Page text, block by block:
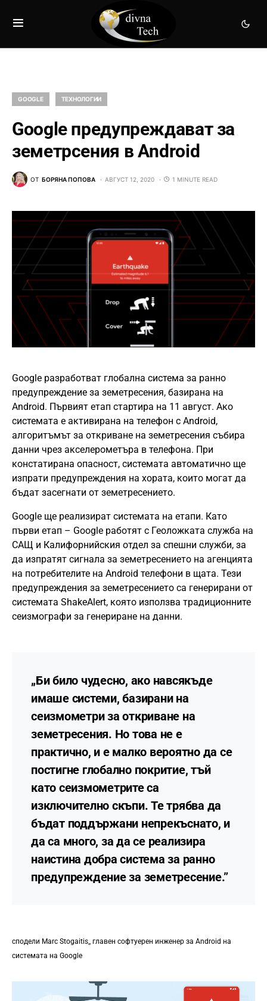
GOOGLE ТЕХНОЛОГИИ
Google предупреждават за
земетрсения в Android
ОТ БОРЯНА ПОПОВА АВГУСТ 12, 2020 1 MINUTE READ
Google разработват глобална система за ранно
предупреждение за земетресения, базирана на
Android. Първият етап стартира на 11 август. Ако
системата е активирана на телефон с Android,
алгоритъмът за откриване на земетресения събира
данни чрез акселерометъра в телефона. При
констатирана опасност, системата автоматично ще
изпрати предупреждения на хората, които могат да
бъдат засегнати от земетресението.
Google ще реализират системата на етапи. Като
първи етап – Google работят с Геоложката служба на
САЩ и Калифорнийския отдел за спешни служби, за
да изпратят сигнала за земетресението на агенцията
на потребителите на Android телефони в щата. Тези
предупреждения за земетресението са генерирани от
системата ShakeAlert, която използва традиционните
сеизмографи за генериране на данни.
„Би било чудесно, ако навсякъде
имаше системи, базирани на
сеизмометри за откриване на
земетресения. Но това не е
практично, и е малко вероятно да се
постигне глобално покритие, тъй
като сеизмометрите са
изключително скъпи. Те трябва да
бъдат поддържани непрекъснато, и
да са много, за да се реализира
наистина добра система за ранно
предупреждение за земетресение.”
сподели Marc Stogaitis,, главен софтуерен инженер за Android на
системата на Google